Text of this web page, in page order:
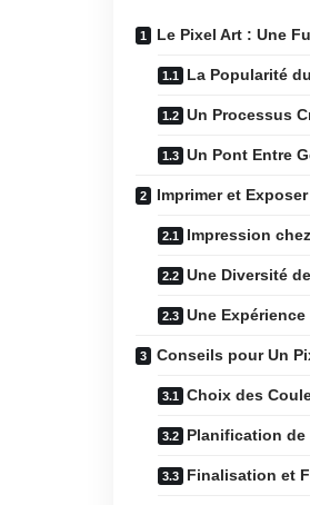
Le Pixel Art : Une
La Popularité
Un Processus
Un Pont Entre
Imprimer et
Impression
Une Diversité
Une
Conseils pour Un
Choix des
Planification de
Finalisation et